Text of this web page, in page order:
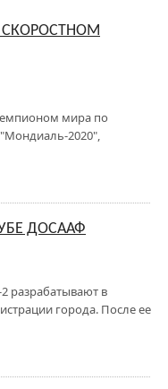
мира по
2020",
ДОСААФ
разрабатывают в
города. После ее